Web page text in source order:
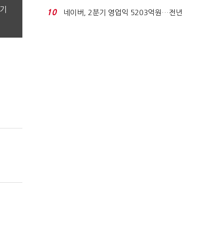
6.3% 인상·격려...
10
네이버, 2분기 영업익 5203억원…전년